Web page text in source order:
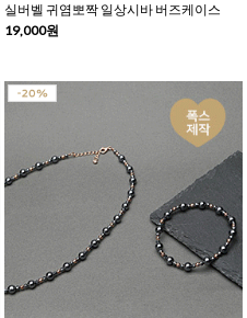
실버벨 귀염뽀짝 일상시바 버즈케이스
19,000원